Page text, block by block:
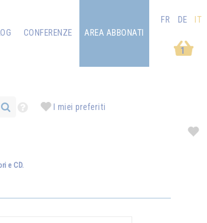
CONFERENZE
1
AREA ABBONATI
FR DE IT
I miei preferiti
e CD.